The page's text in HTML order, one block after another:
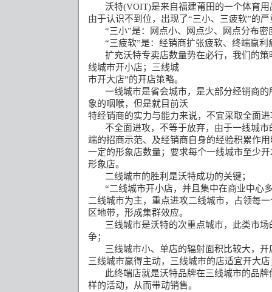
沃特(VOIT)是来自福建莆田的一个体育
由于认识不到位，出现了“三小、三疲软”的严
“三小”是：网点小、网点少、网点分布密
“三疲软”是：经销商扩张疲软、终端赢利
扩充沃特专卖店数量势在必行，我们的策
线城市开小店；三线城
市开大店”的开店策略。
一线城市是省会城市，是大部分经销商
象的咽喉，但是就目前沃
特经销商的实力与能力来说，不宜采取全面
不全面进攻，不等于放弃，由于一线城
端的招商示范、及经销商自身的经验积累作
一定的形象店数量；要求每个一线城市至少开
形象店。
二线城市的胜利是沃特成功的关键；
“二线城市开小店，并且集中在商业中心
二线城市为主，重点进攻二线城市，占领每
区地带，形成集群效应。
三线城市是沃特的次重点城市，此类市
争；
三线城市小、单店的辐射面积比较大，
三线城市赢得主动，三线城市的店适宜开大店
此终端店就是沃特品牌在三线城市的品
样的活动，从而带动销售。